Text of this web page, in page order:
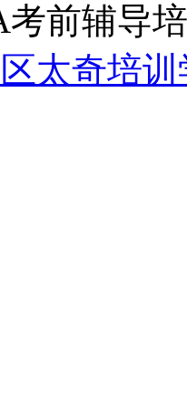
前辅导
太奇培训